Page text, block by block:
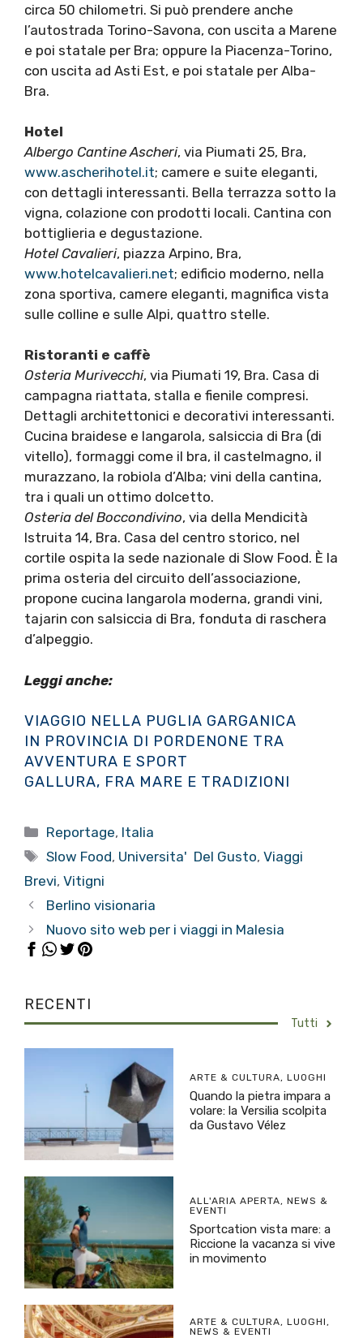
circa 50 chilometri. Si può prendere anche
l’autostrada Torino-Savona, con uscita a Marene
e poi statale per Bra; oppure la Piacenza-Torino,
con uscita ad Asti Est, e poi statale per Alba-
Bra.
Hotel
Albergo Cantine Ascheri, via Piumati 25, Bra,
www.ascherihotel.it; camere e suite eleganti,
con dettagli interessanti. Bella terrazza sotto la
vigna, colazione con prodotti locali. Cantina con
bottiglieria e degustazione.
Hotel Cavalieri, piazza Arpino, Bra,
www.hotelcavalieri.net; edificio moderno, nella
zona sportiva, camere eleganti, magnifica vista
sulle colline e sulle Alpi, quattro stelle.
Ristoranti e caffè
Osteria Murivecchi, via Piumati 19, Bra. Casa di
campagna riattata, stalla e fienile compresi.
Dettagli architettonici e decorativi interessanti.
Cucina braidese e langarola, salsiccia di Bra (di
vitello), formaggi come il bra, il castelmagno, il
murazzano, la robiola d’Alba; vini della cantina,
tra i quali un ottimo dolcetto.
Osteria del Boccondivino, via della Mendicità
Istruita 14, Bra. Casa del centro storico, nel
cortile ospita la sede nazionale di Slow Food. È la
prima osteria del circuito dell’associazione,
propone cucina langarola moderna, grandi vini,
tajarin con salsiccia di Bra, fonduta di raschera
d’alpeggio.
Leggi anche:
VIAGGIO NELLA PUGLIA GARGANICA
IN PROVINCIA DI PORDENONE TRA
AVVENTURA E SPORT
GALLURA, FRA MARE E TRADIZIONI
Categorie
Reportage, Italia
Tag
Slow Food, Universita' Del Gusto,Viaggi
Brevi, Vitigni
Berlino visionaria
Nuovo sito web per i viaggi in Malesia
RECENTI
Tutti
ARTE & CULTURA, LUOGHI
Quando la pietra impara a
volare: la Versilia scolpita
da Gustavo Vélez
ALL'ARIA APERTA, NEWS &
EVENTI
Sportcation vista mare: a
Riccione la vacanza si vive
in movimento
ARTE & CULTURA, LUOGHI ,
NEWS & EVENTI